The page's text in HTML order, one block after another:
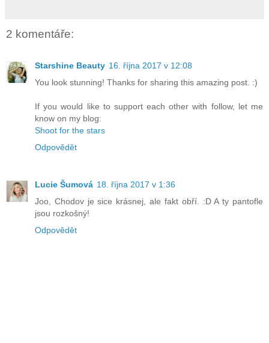
2 komentáře:
Starshine Beauty 16. října 2017 v 12:08
You look stunning! Thanks for sharing this amazing post. :)
If you would like to support each other with follow, let me
know on my blog:
Shoot for the stars
Odpovědět
Lucie Šumová 18. října 2017 v 1:36
Joo, Chodov je sice krásnej, ale fakt obří. :D A ty pantofle
jsou rozkošný!
Odpovědět